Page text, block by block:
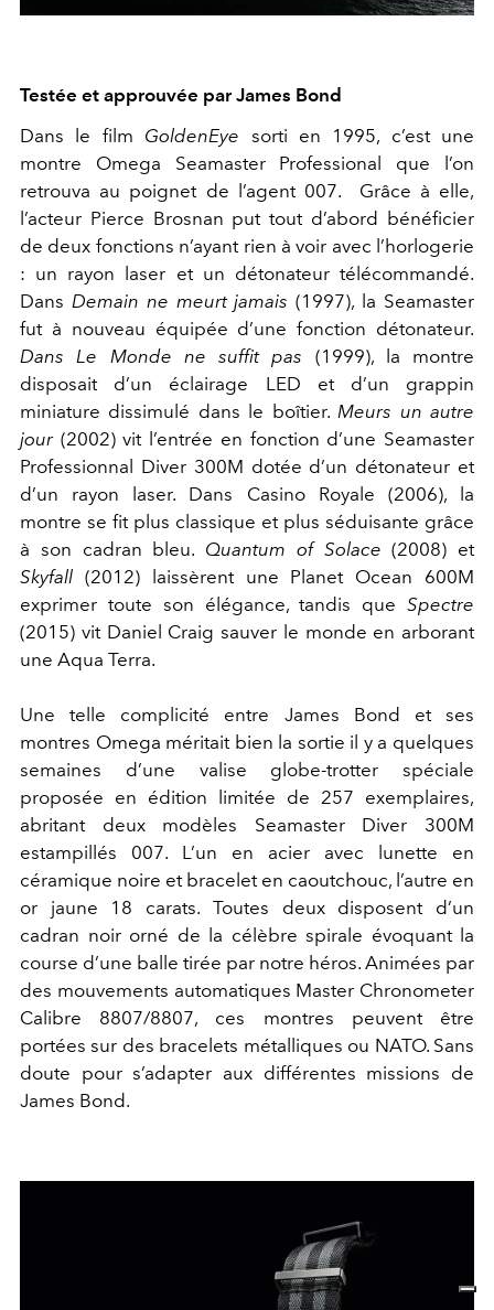
Testée et approuvée par James Bond
Dans le film GoldenEye sorti en 1995, c’est une
montre Omega Seamaster Professional que l’on
retrouva au poignet de l’agent 007. Grâce à elle,
l’acteur Pierce Brosnan put tout d’abord bénéficier
de deux fonctions n’ayant rien à voir avec l’horlogerie
: un rayon laser et un détonateur télécommandé.
Dans Demain ne meurt jamais(1997), la Seamaster
fut à nouveau équipée d’une fonction détonateur.
Dans Le Monde ne suffit pas (1999), la montre
disposait d’un éclairage LED et d’un grappin
miniature dissimulé dans le boîtier.Meurs un autre
jour(2002) vit l’entrée en fonction d’une Seamaster
Professionnal Diver 300M dotée d’un détonateur et
d’un rayon laser. Dans Casino Royale (2006), la
montre se fit plus classique et plus séduisante grâce
à son cadran bleu. Quantum of Solace (2008) et
Skyfall (2012) laissèrent une Planet Ocean 600M
exprimer toute son élégance, tandis que Spectre
(2015) vit Daniel Craig sauver le monde en arborant
une Aqua Terra.
Une telle complicité entre James Bond et ses
montres Omega méritait bien la sortie il y a quelques
semaines d’une valise globe-trotter spéciale
proposée en édition limitée de 257 exemplaires,
abritant deux modèles Seamaster Diver 300M
estampillés 007. L’un en acier avec lunette en
céramique noire et bracelet en caoutchouc, l’autre en
or jaune 18 carats. Toutes deux disposent d’un
cadran noir orné de la célèbre spirale évoquant la
course d’une balle tirée par notre héros. Animées par
des mouvements automatiques Master Chronometer
Calibre 8807/8807, ces montres peuvent être
portées sur des bracelets métalliques ou NATO. Sans
doute pour s’adapter aux différentes missions de
James Bond.